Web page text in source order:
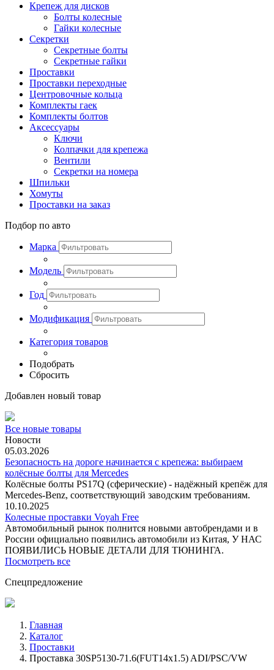
Крепеж для дисков
Болты колесные
Гайки колесные
Секретки
Секретные болты
Секретные гайки
Проставки
Проставки переходные
Центровочные кольца
Комплекты гаек
Комплекты болтов
Аксессуары
Ключи
Колпачки для крепежа
Вентили
Секретки на номера
Шпильки
Хомуты
Проставки на заказ
Подбор по авто
Марка
Модель
Год
Модификация
Категория товаров
Подобрать
Сбросить
Добавлен новый товар
Все новые товары
Новости
05.03.2026
Безопасность на дороге начинается с крепежа: выбираем
колёсные болты для Mercedes
Колёсные болты PS17Q (сферические) - надёжный крепёж для
Mercedes‑Benz, соответствующий заводским требованиям.
10.10.2025
Колесные проставки Voyah Free
Автомобильный рынок полнится новыми автобрендами и в
России официально появились автомобили из Китая, У НАС
ПОЯВИЛИСЬ НОВЫЕ ДЕТАЛИ ДЛЯ ТЮНИНГА.
Посмотреть все
Спецпредложение
Главная
Каталог
Проставки
Проставка 30SP5130-71.6(FUT14x1.5) ADI/PSC/VW